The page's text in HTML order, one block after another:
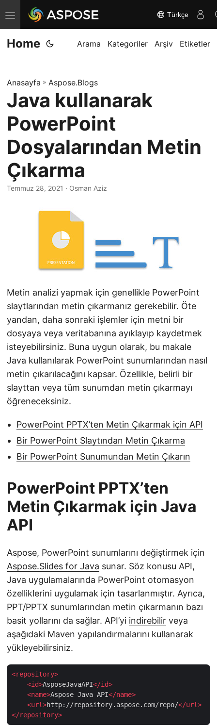
G
e
z
m
i
d
e
ğ
i
ş
Türkçe
Home Arama Kategoriler Arşiv Etiketler
Anasayfa » Aspose.Blogs
Java kullanarak
PowerPoint
Dosyalarından Metin
Çıkarma
Temmuz 28, 2021 · Osman Aziz
Metin analizi yapmak için genellikle PowerPoint
slaytlarından metin çıkarmanız gerekebilir. Öte
yandan, daha sonraki işlemler için metni bir
dosyaya veya veritabanına ayıklayıp kaydetmek
isteyebilirsiniz. Buna uygun olarak, bu makale
Java kullanılarak PowerPoint sunumlarından nasıl
metin çıkarılacağını kapsar. Özellikle, belirli bir
slayttan veya tüm sunumdan metin çıkarmayı
öğreneceksiniz.
PowerPoint PPTX’ten Metin Çıkarmak için API
Bir PowerPoint Slaytından Metin Çıkarma
Bir PowerPoint Sunumundan Metin Çıkarın
PowerPoint PPTX’ten
Metin Çıkarmak için Java
API
Aspose, PowerPoint sunumlarını değiştirmek için
Aspose.Slides for Java sunar. Söz konusu API,
Java uygulamalarında PowerPoint otomasyon
özelliklerini uygulamak için tasarlanmıştır. Ayrıca,
PPT/PPTX sunumlarından metin çıkarmanın bazı
basit yollarını da sağlar. API’yi indirebilir veya
aşağıdaki Maven yapılandırmalarını kullanarak
yükleyebilirsiniz.
<repository>
<id>AsposeJavaAPI</id>
<name>Aspose Java API</name>
<url>http://repository.aspose.com/repo/</url>
</repository>